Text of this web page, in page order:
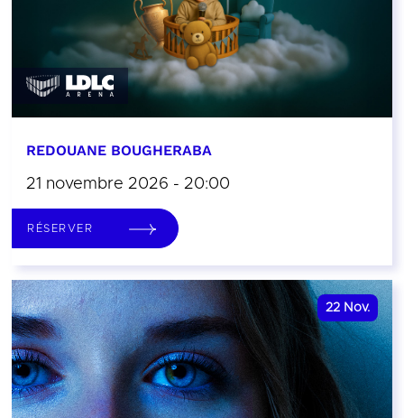
REDOUANE BOUGHERABA
21 novembre 2026 - 20:00
RÉSERVER
22 Nov.